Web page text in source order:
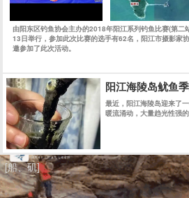
由阳东区钓鱼协会主办的2018年阳江系列钓鱼比赛(第二
13日举行，参加此次比赛的选手有62名，阳江市摄影家
邀参加了此次活动。
阳江海陵岛鱿鱼
最近，阳江海陵岛迎来了
暖流涌动，大量趋光性强
[船、矶]